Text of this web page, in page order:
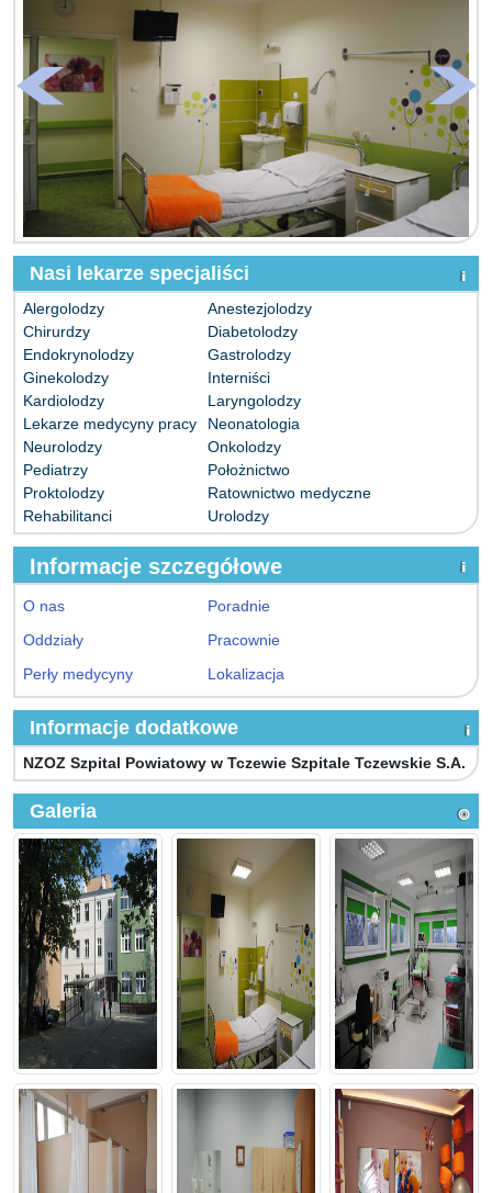
Nasi lekarze specjaliści
Alergolodzy
Anestezjolodzy
Chirurdzy
Diabetolodzy
Endokrynolodzy
Gastrolodzy
Ginekolodzy
Interniści
Kardiolodzy
Laryngolodzy
Lekarze medycyny pracy
Neonatologia
Neurolodzy
Onkolodzy
Pediatrzy
Położnictwo
Proktolodzy
Ratownictwo medyczne
Rehabilitanci
Urolodzy
Informacje szczegółowe
O nas
Poradnie
Oddziały
Pracownie
Perły medycyny
Lokalizacja
Informacje dodatkowe
NZOZ Szpital Powiatowy w Tczewie Szpitale Tczewskie S.A.
Galeria